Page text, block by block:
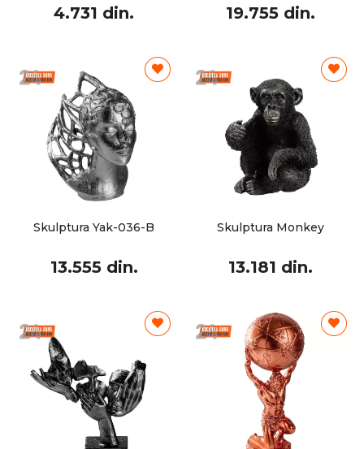
4.731 din. 19.755 din.
Skulptura Yak-036-B
13.555 din.
Skulptura Monkey
13.181 din.